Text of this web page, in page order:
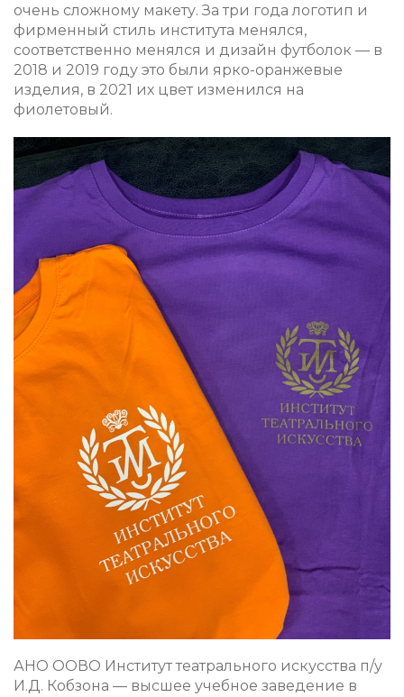
очень сложному макету. За три года логотип и
фирменный стиль института менялся,
соответственно менялся и дизайн футболок — в
2018 и 2019 году это были ярко-оранжевые
изделия, в 2021 их цвет изменился на
фиолетовый.
АНО ООВО Институт театрального искусства п/у
И.Д. Кобзона — высшее учебное заведение в